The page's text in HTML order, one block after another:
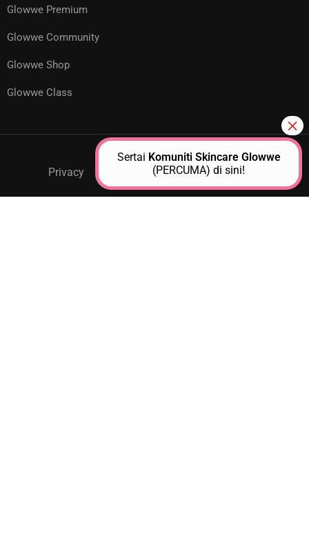
Glowwe Premium
Glowwe Community
Glowwe Shop
Glowwe Class
Privacy GPM Support About Us Contact
Sertai Komuniti Skincare Glowwe
(PERCUMA) di sini!